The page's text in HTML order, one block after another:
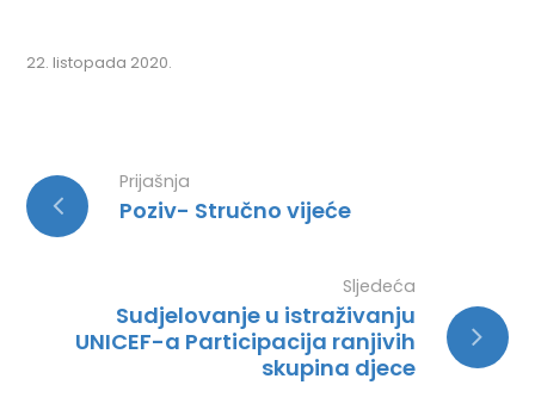
22. listopada 2020.
Prijašnja
Poziv- Stručno vijeće
Sljedeća
Sudjelovanje u istraživanju
UNICEF-a Participacija ranjivih
skupina djece